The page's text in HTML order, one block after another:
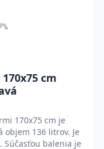
cm
170x75 cm je
objem 136 litrov. Je
balenia je